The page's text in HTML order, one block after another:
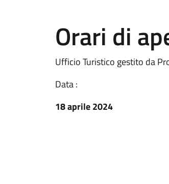
Orari di
Ufficio Turistico gestito da
Data :
18 aprile 2024